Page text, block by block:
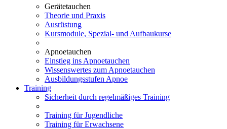
Gerätetauchen
Theorie und Praxis
Ausrüstung
Kursmodule, Spezial- und Aufbaukurse
Apnoetauchen
Einstieg ins Apnoetauchen
Wissenswertes zum Apnoetauchen
Ausbildungsstufen Apnoe
Training
Sicherheit durch regelmäßiges Training
Training für Jugendliche
Training für Erwachsene